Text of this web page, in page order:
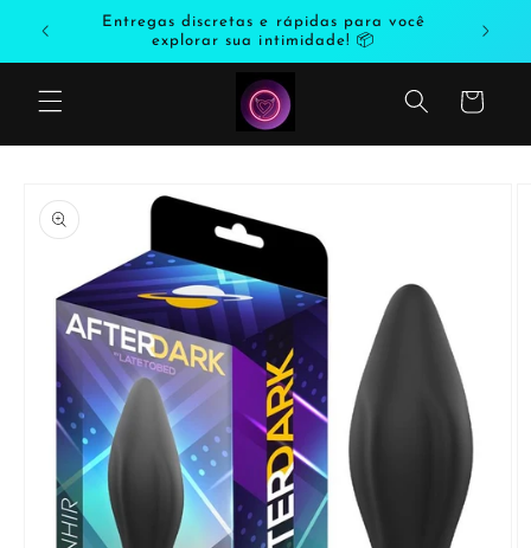
para o
Entregas discretas e rápidas para você
explorar sua intimidade! 📦
Carrinho
informação
do produto